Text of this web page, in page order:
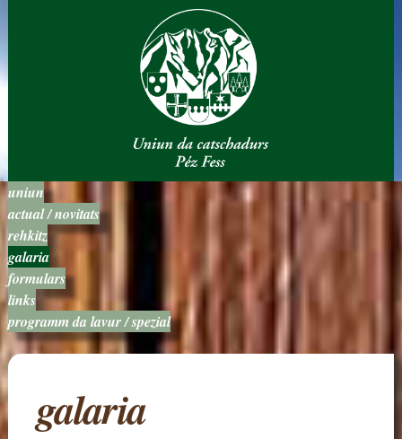
uniun
actual / novitats
rehkitz
galaria
formulars
links
programm da lavur / spezial
galaria